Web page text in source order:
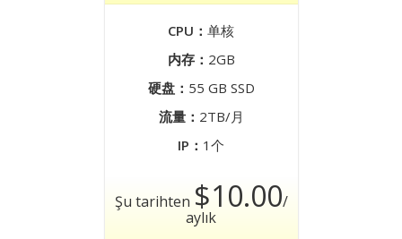
CPU： 单核
内存： 2GB
硬盘： 55 GB SSD
流量： 2TB/月
IP： 1个
Şu tarihten $10.00/
aylık